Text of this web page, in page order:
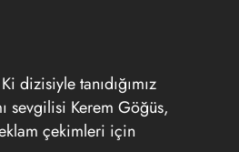
dizisiyle tanıdığımız
sevgilisi Kerem Göğüs,
çekimleri için